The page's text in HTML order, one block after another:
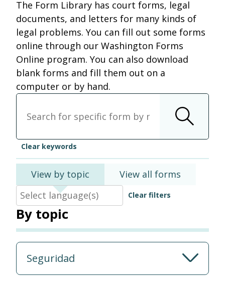
The Form Library has court forms, legal
documents, and letters for many kinds of
legal problems. You can fill out some forms
online through our Washington Forms
Online program. You can also download
blank forms and fill them out on a
computer or by hand.
Clear keywords
View by topic View all forms
Clear filters
By topic
Seguridad
email